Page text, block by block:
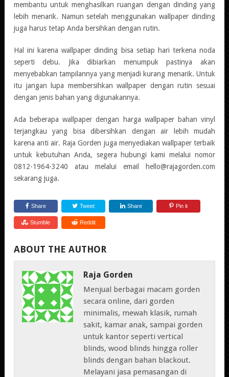
membantu untuk menghasilkan ruangan dengan dinding yang
lebih menarik. Namun setelah menggunakan wallpaper dinding
juga harus tetap Anda bersihkan dengan rutin.
Hal ini karena wallpaper dinding bisa setiap hari terkena noda
seperti debu. Jika dibiarkan menumpuk pastinya akan
menyebabkan tampilannya yang menjadi kurang menarik. Untuk
itu jangan lupa membersihkan wallpaper dengan rutin sesuai
dengan jenis bahan yang digunakannya.
Ada beberapa wallpaper dengan harga wallpaper bahan vinyl
terjangkau yang bisa dibersihkan dengan air lebih mudah
karena anti air. Raja Gorden juga menyediakan wallpaper terbaik
untuk kebutuhan Anda, segera hubungi kami melalui nomor
0812-1964-3240 atau melalui email hello@rajagorden.com
sekarang juga.
Share Tweet Share Pin it
Stumble Reddit
ABOUT THE AUTHOR
Raja Gorden
Menjual berbagai macam gorden
secara online, dari gorden
minimalis, mewah klasik, rumah
sakit, kamar anak, sampai gorden
untuk kantor seperti vertical
blinds, wood blinds hingga roller
blinds dengan bahan blackout.
Melayani jasa pemasangan di